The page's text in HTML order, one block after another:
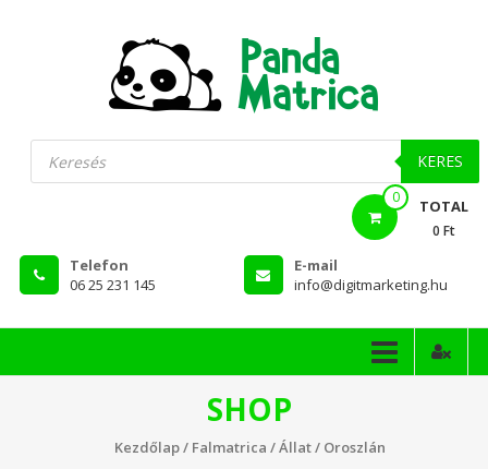
PandaMatrica
falmatrica
Products
search KERES
0 TOTAL
0 Ft
Telefon
06 25 231 145
E-mail
info@digitmarketing.hu
SHOP
Kezdőlap/ Falmatrica /Állat/ Oroszlán